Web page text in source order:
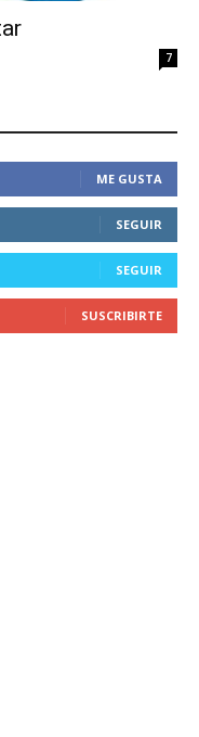
7
ME GUSTA
SEGUIR
SEGUIR
SUSCRIBIRTE